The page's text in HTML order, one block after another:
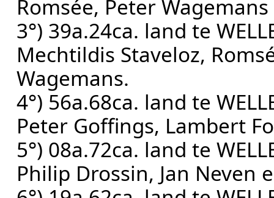
Romsée, Peter
3°) 39a.24ca. land te
Mechtildis Staveloz,
Wagemans.
4°) 56a.68ca. land te
Peter Goffings, Lambert
5°) 08a.72ca. land te
Philip Drossin, Jan